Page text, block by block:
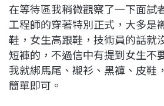
在等待區我稍微觀察了一下面試
工程師的穿著特別正式，大多是
鞋，女生高跟鞋，技術員的話就
短褲的，不過信中有提到女生不
我就綁馬尾、襯衫、黑褲、皮鞋
簡單即可。